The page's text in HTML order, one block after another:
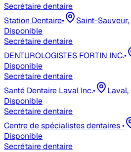
Secrétaire dentaire
Station Dentaire• Saint-Sauveur
Disponible
Secrétaire dentaire
DENTUROLOGISTES FORTIN INC.•
Disponible
Secrétaire dentaire
Santé Dentaire Laval Inc.• Laval,
Disponible
Secrétaire dentaire
Centre de spécialistes dentaires•
Disponible
Secrétaire dentaire